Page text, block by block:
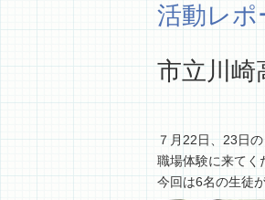
活動レポ
市立川崎
７月22日、23日
職場体験に来てく
今回は6名の生徒